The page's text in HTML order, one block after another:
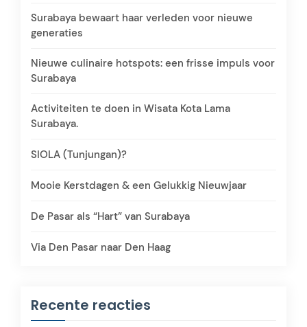
Surabaya bewaart haar verleden voor nieuwe
generaties
Nieuwe culinaire hotspots: een frisse impuls voor
Surabaya
Activiteiten te doen in Wisata Kota Lama
Surabaya.
SIOLA (Tunjungan)?
Mooie Kerstdagen & een Gelukkig Nieuwjaar
De Pasar als “Hart” van Surabaya
Via Den Pasar naar Den Haag
Recente reacties